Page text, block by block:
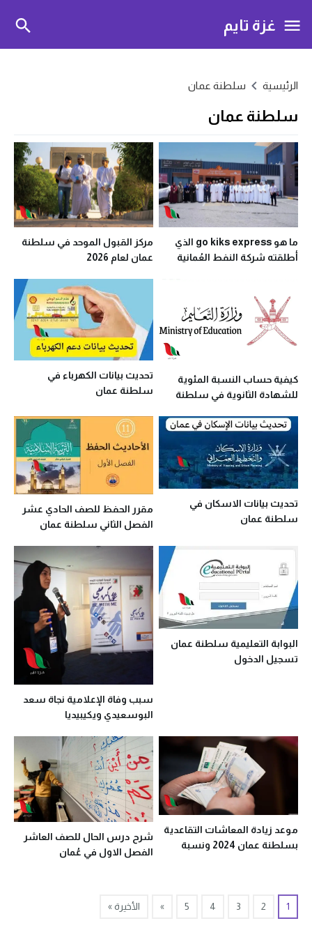
غزة تايم
الرئيسية سلطنة عمان
سلطنة عمان
ما هو go kiks express الذي
أطلقته شركة النفط العُمانية
مركز القبول الموحد في سلطنة
عمان لعام 2026
كيفية حساب النسبة المئوية
للشهادة الثانوية في سلطنة
تحديث بيانات الكهرباء في
سلطنة عمان
تحديث بيانات الاسكان في
سلطنة عمان
مقرر الحفظ للصف الحادي عشر
الفصل الثاني سلطنة عمان
البوابة التعليمية سلطنة عمان
تسجيل الدخول
سبب وفاة الإعلامية نجاة سعد
البوسعيدي ويكيبيديا
موعد زيادة المعاشات التقاعدية
بسلطنة عمان 2024 ونسبة
شرح درس الحال للصف العاشر
الفصل الاول في عُمان
1
2
3
4
5
» الأخيرة »